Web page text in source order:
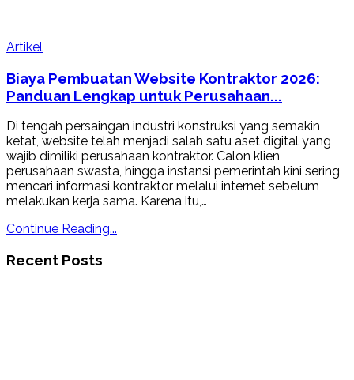
Artikel
Biaya Pembuatan Website Kontraktor 2026:
Panduan Lengkap untuk Perusahaan...
Di tengah persaingan industri konstruksi yang semakin
ketat, website telah menjadi salah satu aset digital yang
wajib dimiliki perusahaan kontraktor. Calon klien,
perusahaan swasta, hingga instansi pemerintah kini sering
mencari informasi kontraktor melalui internet sebelum
melakukan kerja sama. Karena itu,…
Continue Reading...
Recent Posts